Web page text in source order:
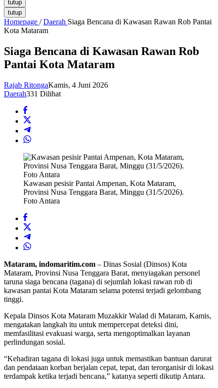
tutup
tutup
Homepage / Daerah Siaga Bencana di Kawasan Rawan Rob Pantai
Kota Mataram
Siaga Bencana di Kawasan Rawan Rob
Pantai Kota Mataram
Rajab RitongaKamis, 4 Juni 2026
Daerah331 Dilihat
Kawasan pesisir Pantai Ampenan, Kota Mataram,
Provinsi Nusa Tenggara Barat, Minggu (31/5/2026).
Foto Antara
Mataram, indomaritim.com – Dinas Sosial (Dinsos) Kota
Mataram, Provinsi Nusa Tenggara Barat, menyiagakan personel
taruna siaga bencana (tagana) di sejumlah lokasi rawan rob di
kawasan pantai Kota Mataram selama potensi terjadi gelombang
tinggi.
Kepala Dinsos Kota Mataram Muzakkir Walad di Mataram, Kamis,
mengatakan langkah itu untuk mempercepat deteksi dini,
memfasilitasi evakuasi warga, serta mengoptimalkan layanan
perlindungan sosial.
“Kehadiran tagana di lokasi juga untuk memastikan bantuan darurat
dan pendataan korban berjalan cepat, tepat, dan terorganisir di lokasi
terdampak ketika terjadi bencana,” katanya seperti dikutip Antara.